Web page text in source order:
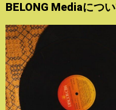
BELONG Mediaにつ